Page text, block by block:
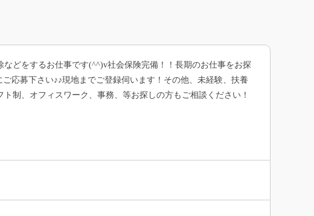
どをするお仕事です(^^)v社会保険完備！！長期のお仕事をお探
応募下さい♪♪現地までご登録伺います！その他、未経験、扶養
制、オフィスワーク、事務、等お探しの方もご相談ください！